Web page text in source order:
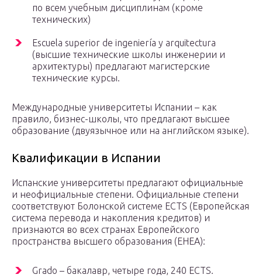
по всем учебным дисциплинам (кроме
технических)
Escuela superior de ingeniería y arquitectura
(высшие технические школы инженерии и
архитектуры) предлагают магистерские
технические курсы.
Международные университеты Испании – как
правило, бизнес-школы, что предлагают высшее
образование (двуязычное или на английском языке).
Квалификации в Испании
Испанские университеты предлагают официальные
и неофициальные степени. Официальные степени
соответствуют Болонской системе ECTS (Европейская
система перевода и накопления кредитов) и
признаются во всех странах Европейского
пространства высшего образования (EHEA):
Grado – бакалавр, четыре года, 240 ECTS.